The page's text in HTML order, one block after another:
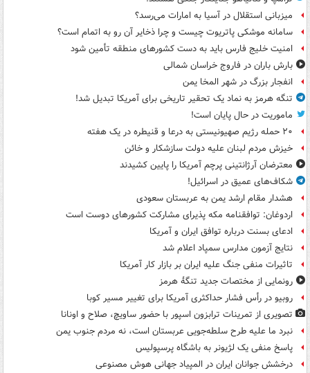
میزبانی استقلال در آسیا به امارات می‌رسد؟
سامانه موشکی پاتریوت چیست و چرا ذخایر آن رو به اتمام است؟
امنیت خلیج فارس باید به دست کشورهای منطقه تأمین شود
بارش باران در فاروج خراسان شمالی
انفجار بزرگ در شهر المخا یمن
تنگه هرمز به نماد یک تحقیر تاریخی برای آمریکا تبدیل شد!
ماموریت در حال پایان است!
۲۰ حمله رژیم صهیونیستی به درعا و قنیطره در یک هفته
خیزش مردم لبنان علیه دولت سازشکار و خائن
معترضان آرژانتینی پرچم آمریکا را پایین کشیدند
شکاف‌های عمیق در اسرائیل!
هشدار مقام ارشد یمن به عربستان سعودی
اردوغان: توافقنامه مکه پذیرای مشارکت کشورهای دوست است
ادعای بسنت درباره توافق ایران و آمریکا
نتایج آزمون مدارس سمپاد اعلام شد
تاثیرات منفی جنگ علیه ایران بر بازار کار آمریکا
رونمایی از مختصات جدید تنگۀ هرمز
روبیو در رأس فشار حداکثری آمریکا برای تغییر مسیر کوبا
تصویری از تمرینات ترابزون اسپور با حضور ساویچ، صلاح و اونانا
نبرد ما علیه طرح سلطه‌جویی عربستان است، نه مردم جنوب یمن
پاسخ منفی یک لژیونر به باشگاه پرسپولیس
درخشش جوانان ایران در المپیاد جهانی هوش مصنوعی